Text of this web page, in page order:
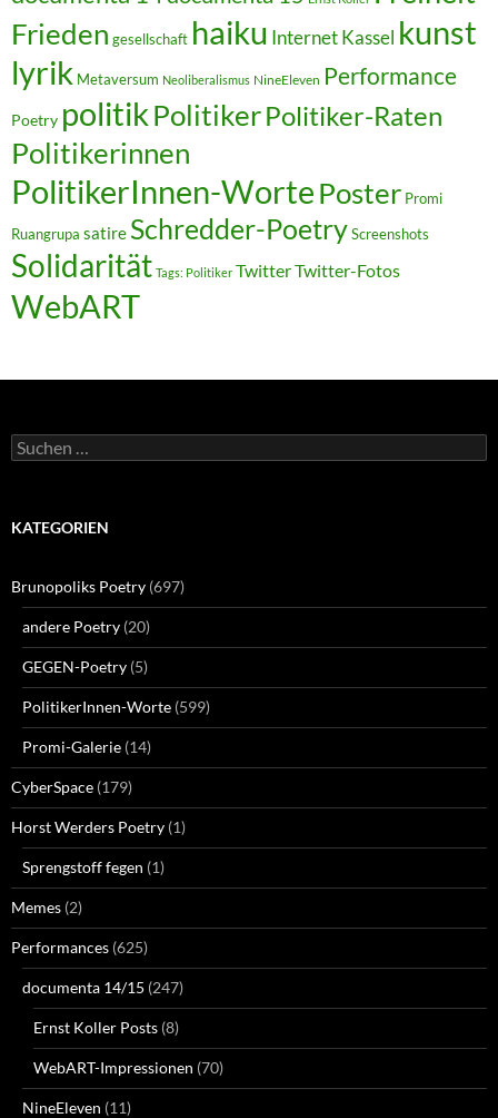
Frieden gesellschaft haiku InternetKassel kunst
lyrik Metaversum Neoliberalismus NineEleven Performance
Poetry politikPolitikerPolitiker-Raten
Politikerinnen
PolitikerInnen-Worte Poster Promi
Ruangrupa satire Schredder-PoetryScreenshots
Solidarität Tags: Politiker TwitterTwitter-Fotos
WebART
Suchen
nach:
KATEGORIEN
Brunopoliks Poetry (697)
andere Poetry (20)
GEGEN-Poetry (5)
PolitikerInnen-Worte (599)
Promi-Galerie (14)
CyberSpace (179)
Horst Werders Poetry (1)
Sprengstoff fegen (1)
Memes (2)
Performances (625)
documenta 14/15 (247)
Ernst Koller Posts (8)
WebART-Impressionen (70)
NineEleven (11)